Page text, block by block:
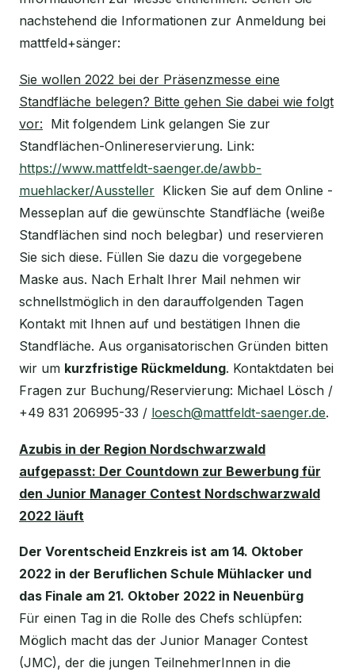
nachstehend die Informationen zur Anmeldung bei
mattfeld+sänger:
Sie wollen 2022 bei der Präsenzmesse eine
Standfläche belegen? Bitte gehen Sie dabei wie folgt
vor: Mit folgendem Link gelangen Sie zur
Standflächen-Onlinereservierung. Link:
https://www.mattfeldt-saenger.de/awbb-
muehlacker/Aussteller Klicken Sie auf dem Online -
Messeplan auf die gewünschte Standfläche (weiße
Standflächen sind noch belegbar) und reservieren
Sie sich diese. Füllen Sie dazu die vorgegebene
Maske aus. Nach Erhalt Ihrer Mail nehmen wir
schnellstmöglich in den darauffolgenden Tagen
Kontakt mit Ihnen auf und bestätigen Ihnen die
Standfläche. Aus organisatorischen Gründen bitten
wir um kurzfristige Rückmeldung. Kontaktdaten bei
Fragen zur Buchung/Reservierung: Michael Lösch /
+49 831 206995-33 / loesch@mattfeldt-saenger.de.
Azubis in der Region Nordschwarzwald
aufgepasst: Der Countdown zur Bewerbung für
den Junior Manager Contest Nordschwarzwald
2022 läuft
Der Vorentscheid Enzkreis ist am 14. Oktober
2022 in der Beruflichen Schule Mühlacker und
das Finale am 21. Oktober 2022 in Neuenbürg
Für einen Tag in die Rolle des Chefs schlüpfen:
Möglich macht das der Junior Manager Contest
(JMC), der die jungen TeilnehmerInnen in die